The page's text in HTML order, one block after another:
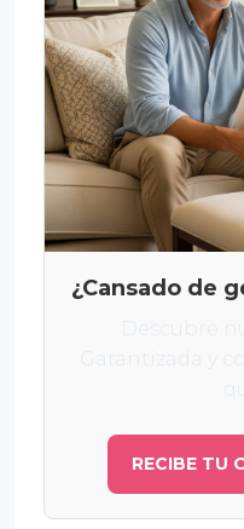
¿Cansado de
RECIBE TU